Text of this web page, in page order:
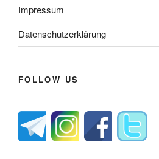
Impressum
Datenschutzerklärung
FOLLOW US